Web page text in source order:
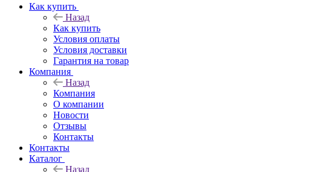
Как купить
Назад
Как купить
Условия оплаты
Условия доставки
Гарантия на товар
Компания
Назад
Компания
О компании
Новости
Отзывы
Контакты
Контакты
Каталог
Назад